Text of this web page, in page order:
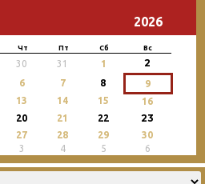
2026
Чт Пт Сб Вс
30 31 1 2
6 7 8
9
13 14 15
16
20 21 22 23
27 28 29
30
3 4 5 6